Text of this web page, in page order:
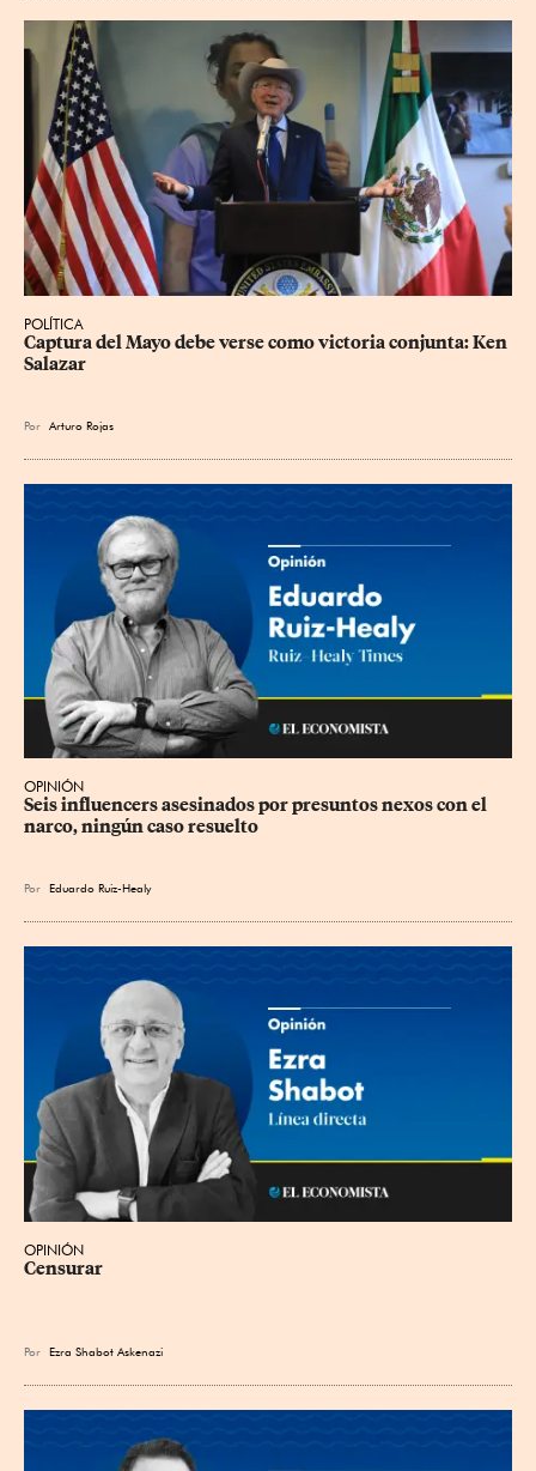
POLÍTICA
Captura del Mayo debe verse como victoria conjunta: Ken
Salazar
Por Arturo Rojas
OPINIÓN
Seis influencers asesinados por presuntos nexos con el
narco, ningún caso resuelto
Por Eduardo Ruiz-Healy
OPINIÓN
Censurar
Por Ezra Shabot Askenazi